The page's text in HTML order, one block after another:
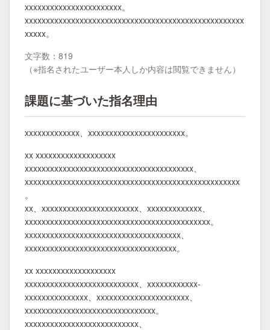
xxxxxxxxxxxxxxxxxxxxxxx。
xxxxxxxxxxxxxxxxxxxxxxxxxxxxxxxxxxxxxxxxxxxxxxxxxxxx
xxxxx。
文字数：819
（※指名されたユーザー本人しか内容は閲覧できません）
課題に基づいた指名理由
xxxxxxxxxxxxx、xxxxxxxxxxxxxxxxxxxxxxx。
xx xxxxxxxxxxxxxxxxxxx
xxxxxxxxxxxxxxxxxxxxxxxxxxxxxxxxxxxxxxxx、
xxxxxxxxxxxxxxxxxxxxxxxxxxxxxxxxxxxxxxxxxxxxxxxxxxx
。
xx、xxxxxxxxxxxxxxxxxxxxxxx、xxxxxxxxxxxxx、
xxxxxxxxxxxxxxxxxxxxxxxxxxxxxxxxxxxxxxxxxxxx。
xxxxxxxxxxxxxxxxxxxxxxxxxxxxxxxxxxxxx、
xxxxxxxxxxxxxxxxxxxxxxxxxxxxxxxxxxxx。
xx xxxxxxxxxxxxxxxxxxx
xxxxxxxxxxxxxxxxxxxxxxxxxxx、xxxxxxxxxxxx-
xxxxxxxxxxxxxxx、xxxxxxxxxxxxxxxxxxxxxx、
xxxxxxxxxxxxxxxxxxxxxxxxxxxxxxx。
xxxxxxxxxxxxxxxxxxxxxxxxxxx、